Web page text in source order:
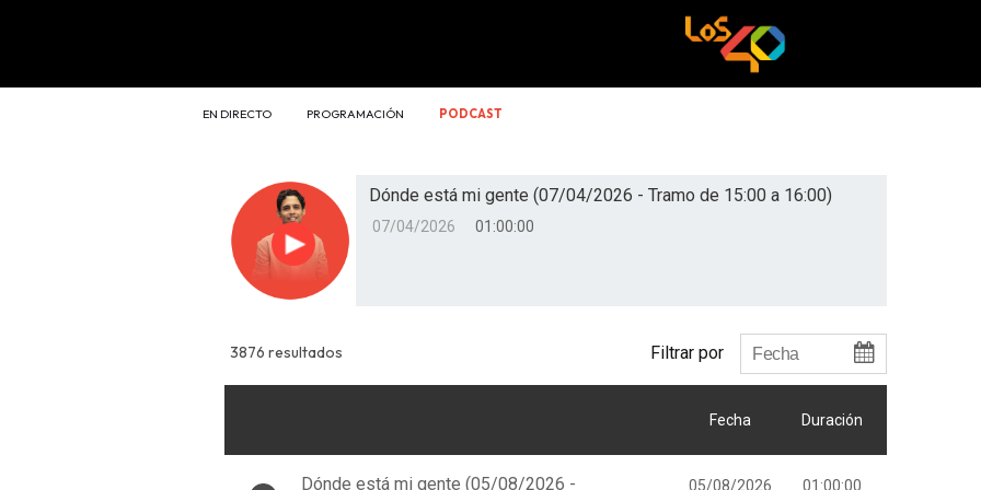
EN DIRECTO PROGRAMACIÓN PODCAST
Reproducir
Dónde está mi gente (07/04/2026 - Tramo de 15:00 a 16:00)
07/04/2026 01:00:00
3876 resultados Filtrar por
Fecha Duración
Dónde está mi gente (05/08/2026 -
05/08/2026 01:00:00